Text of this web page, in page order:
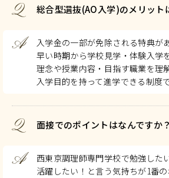
Q 総合型選抜(AO入学)のメリット
A
入学金の一部が免除される特典が
早い時期から学校見学・体験入学
理念や授業内容・目指す職業を理
入学目的を持って進学できる制度で
Q 面接でのポイントはなんですか？
A
西東京調理師専門学校で勉強した
活躍したい！と言う気持ちが1番の